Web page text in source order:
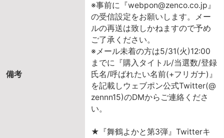
備考
※事前に『webpon@zenco.co.jp』
の受信設定をお願いします。メー
ルの再送は致しかねますので予め
ご了承ください。
※メール未着の方は5/31(火)12:00
までに『購入タイトル/当選数/登録
氏名/呼ばれたい名前(+フリガナ)』
を記載しウェブポン公式Twitter(@
zennn15)のDMからご連絡くださ
い。
★『舞鶴よかと第3弾』Twitterキ